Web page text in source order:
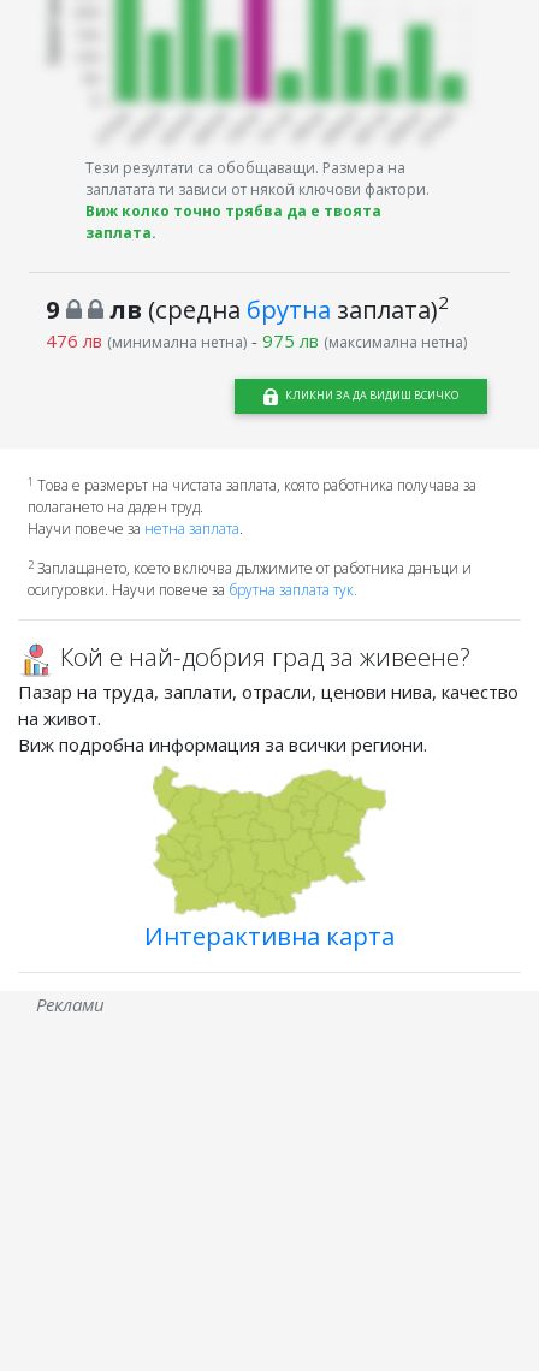
Тези резултати са обобщаващи. Размера на
заплатата ти зависи от някой ключови фактори.
Виж колко точно трябва да е твоята
заплата.
9 лв (средна брутна заплата)2
476 лв (минимална нетна)- 975 лв (максимална нетна)
КЛИКНИ ЗА ДА ВИДИШ ВСИЧКО
1 Това е размерът на чистата заплата, която работника получава за
полагането на даден труд.
Научи повече за нетна заплата.
2Заплащането, което включва дължимите от работника данъци и
осигуровки. Научи повече за брутна заплата тук.
Кой е най-добрия град за живеене?
Пазар на труда, заплати, отрасли, ценови нива, качество
на живот.
Виж подробна информация за всички региони.
Интерактивна карта
Реклами